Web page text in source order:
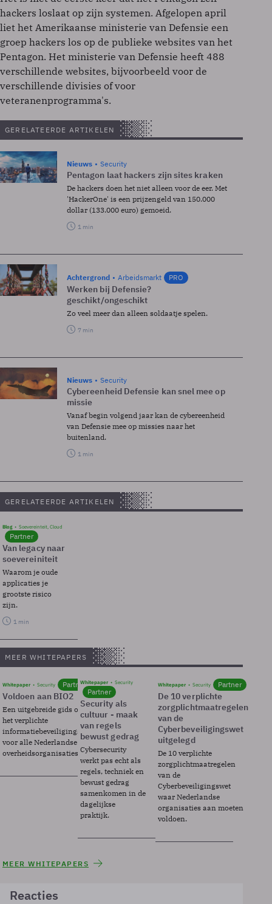
hackers loslaat op zijn systemen. Afgelopen april
liet het Amerikaanse ministerie van Defensie een
groep hackers los op de publieke websites van het
Pentagon. Het ministerie van Defensie heeft 488
verschillende websites, bijvoorbeeld voor de
verschillende divisies of voor
veteranenprogramma's.
GERELATEERDE ARTIKELEN
Nieuws Security
Pentagon laat hackers zijn sites kraken
De hackers doen het niet alleen voor de eer. Met
'HackerOne' is een prijzengeld van 150.000
dollar (133.000 euro) gemoeid.
1 min
Achtergrond Arbeidsmarkt PRO
Werken bij Defensie?
geschikt/ongeschikt
Zo veel meer dan alleen soldaatje spelen.
7 min
Nieuws Security
Cybereenheid Defensie kan snel mee op
missie
Vanaf begin volgend jaar kan de cybereenheid
van Defensie mee op missies naar het
buitenland.
1 min
GERELATEERDE ARTIKELEN
Blog Soevereinteit, Cloud
Partner
Van legacy naar
soevereiniteit
Waarom je oude
applicaties je
grootste risico
zijn.
1 min
MEER WHITEPAPERS
Whitepaper Security Partner
Voldoen aan BIO2
Een uitgebreide gids over BIO2,
het verplichte
informatiebeveiligingsframework
voor alle Nederlandse
overheidsorganisaties.
Whitepaper Security
Partner
Security als
cultuur - maak
van regels
bewust gedrag
Cybersecurity
werkt pas echt als
regels, techniek en
bewust gedrag
samenkomen in de
dagelijkse
praktijk.
Whitepaper Security Partner
De 10 verplichte
zorgplichtmaatregelen
van de
Cyberbeveiligingswet
uitgelegd
De 10 verplichte
zorgplichtmaatregelen
van de
Cyberbeveiligingswet
waar Nederlandse
organisaties aan moeten
voldoen.
MEER WHITEPAPERS
Reacties